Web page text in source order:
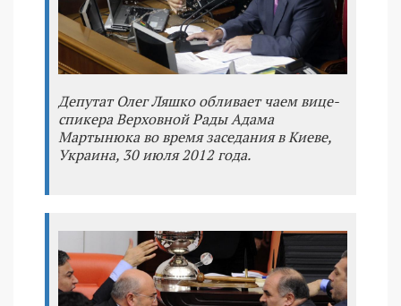
Депутат Олег Ляшко обливает чаем вице-
спикера Верховной Рады Адама
Мартынюка во время заседания в Киеве,
Украина, 30 июля 2012 года.